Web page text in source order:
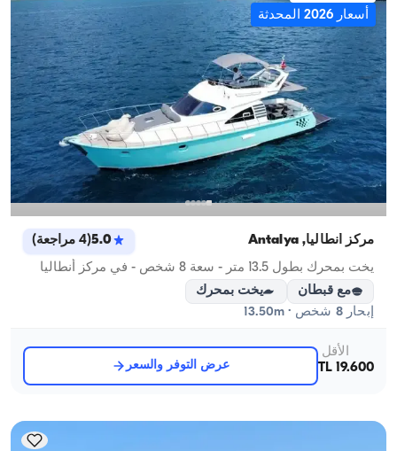
أسعار 2026 المحدثة
مركز أنطاليا, Antalya 5.0
(
4 مراجعة)
يخت بمحرك بطول 13.5 متر - سعة 8 شخص - في مركز أنطاليا
مع قبطان
يخت بمحرك
إبحار 8 شخص · 13.50m
الأقل
19.600 TL
عرض التوفر والسعر